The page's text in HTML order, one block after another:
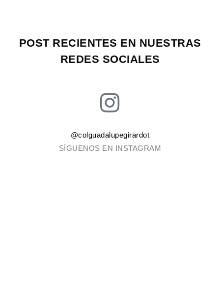
POST RECIENTES EN NUESTRAS
REDES SOCIALES
@colguadalupegirardot
SÍGUENOS EN INSTAGRAM